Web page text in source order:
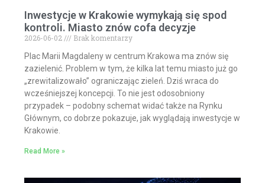
Inwestycje w Krakowie wymykają się spod
kontroli. Miasto znów cofa decyzje
2026-06-02
Brak komentarzy
Plac Marii Magdaleny w centrum Krakowa ma znów się
zazielenić. Problem w tym, że kilka lat temu miasto już go
„zrewitalizowało” ograniczając zieleń. Dziś wraca do
wcześniejszej koncepcji. To nie jest odosobniony
przypadek – podobny schemat widać także na Rynku
Głównym, co dobrze pokazuje, jak wyglądają inwestycje w
Krakowie.
Read More »